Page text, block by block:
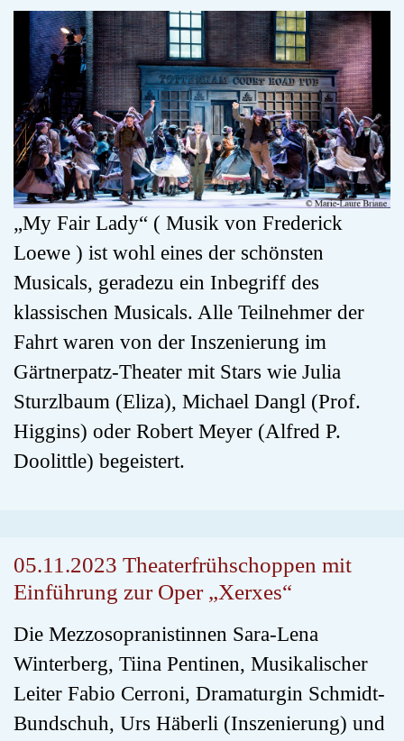
„My Fair Lady“ ( Musik von Frederick
Loewe ) ist wohl eines der schönsten
Musicals, geradezu ein Inbegriff des
klassischen Musicals. Alle Teilnehmer der
Fahrt waren von der Inszenierung im
Gärtnerpatz-Theater mit Stars wie Julia
Sturzlbaum (Eliza), Michael Dangl (Prof.
Higgins) oder Robert Meyer (Alfred P.
Doolittle) begeistert.
05.11.2023 Theaterfrühschoppen mit
Einführung zur Oper „Xerxes“
Die Mezzosopranistinnen Sara-Lena
Winterberg, Tiina Pentinen, Musikalischer
Leiter Fabio Cerroni, Dramaturgin Schmidt-
Bundschuh, Urs Häberli (Inszenierung) und